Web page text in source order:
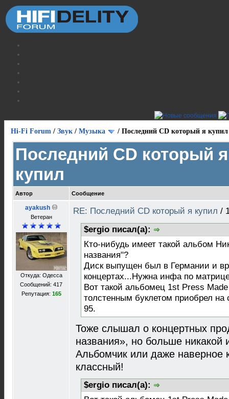
Hi-Fi Forum / Звук / Музыка / Последний CD который я купил
Последний CD который я
купил
Автор Сообщение
ayakush
Ветеран
Откуда: Одесса
Сообщений: 417
Репутация: 165
RE: Последний CD который я купил /
$ergio писал(а):
Кто-нибудь имеет такой альбом
названия"?
Диск выпущен был в Германии и
концертах...Нужна инфа по
Вот такой альбомец 1st Press
толстенным буклетом приобрел
95.
Тоже слышал о концертных
названия», но больше
Альбомчик или даже наверное
классный!
$ergio писал(а):